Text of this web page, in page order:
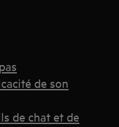
de son
de chat et de